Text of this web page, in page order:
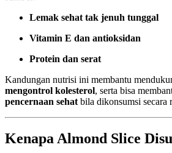
Lemak sehat tak jenuh tunggal
Vitamin E dan antioksidan
Protein dan serat
Kandungan nutrisi ini membantu
mengontrol kolesterol, serta bisa
pencernaan sehatbila dikonsumsi secara
Kenapa Almond Slice